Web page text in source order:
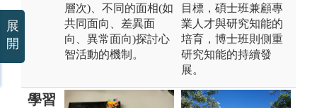
層次)、不同的面相(如
共同面向、差異面
向、異常面向)探討心
智活動的機制。
目標，碩士班兼顧專
業人才與研究知能的
培育，博士班則側重
研究知能的持續發
展。
學習
展
開